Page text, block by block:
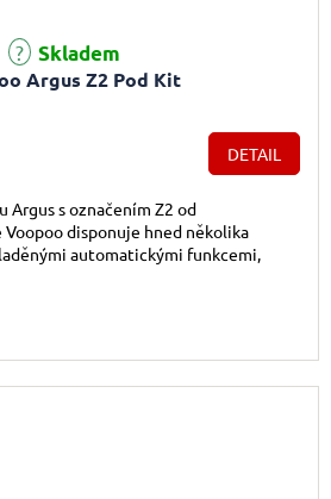
Argus Z2 Pod Kit
je 5,0 z 5 hvězdiček.
Skladem
DETAIL
Argus s označením Z2 od
disponuje hned několika
automatickými funkcemi,